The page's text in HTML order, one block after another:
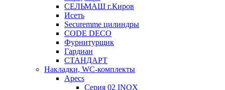
СЕЛЬМАШ г.Киров
Исеть
Securemme цилиндры
CODE DECO
Фурнитурщик
Гардиан
СТАНДАРТ
Накладки, WC-комплекты
Apecs
Cерия 02 INOX